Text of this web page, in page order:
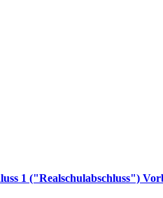
1 ("Realschulabschluss")